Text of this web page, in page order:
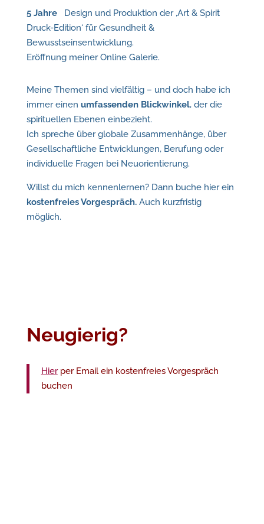
5 Jahre Design und Produktion der ‚Art & Spirit
Druck-Edition‘ für Gesundheit &
Bewusstseinsentwicklung.
Eröffnung meiner Online Galerie.
Meine Themen sind vielfältig – und doch habe ich
immer einen umfassenden Blickwinkel, der die
spirituellen Ebenen einbezieht.
Ich spreche über globale Zusammenhänge, über
Gesellschaftliche Entwicklungen, Berufung oder
individuelle Fragen bei Neuorientierung.
Willst du mich kennenlernen? Dann buche hier ein
kostenfreies Vorgespräch.Auch kurzfristig
möglich.
Neugierig?
Hierper Email ein kostenfreies Vorgespräch
buchen